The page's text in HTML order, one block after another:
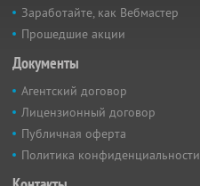
Заработайте, как Вебмастер
Прошедшие акции
Документы
Агентский договор
Лицензионный договор
Публичная оферта
Политика конфиденциальности